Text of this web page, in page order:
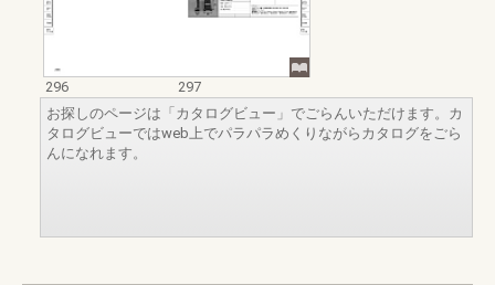
296
297
お探しのページは「カタログビュー」でごらんいただけます。カ
タログビューではweb上でパラパラめくりながらカタログをごら
んになれます。